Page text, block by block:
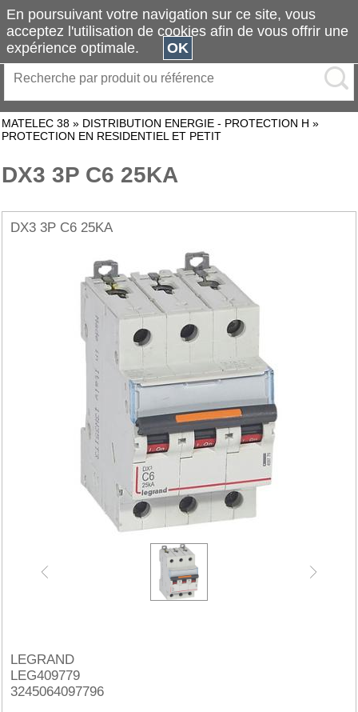
MATELEC 38 » DISTRIBUTION ENERGIE - PROTECTION H »
PROTECTION EN RESIDENTIEL ET PETIT
DX3 3P C6 25KA
DX3 3P C6 25KA
LEGRAND
LEG409779
3245064097796
En poursuivant votre navigation sur ce site, vous
acceptez l'utilisation de cookies afin de vous offrir une
expérience optimale.
OK